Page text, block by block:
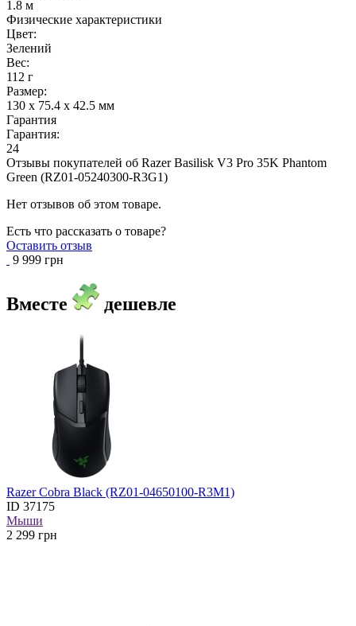
1.8 м
Физические характеристики
Цвет:
Зелений
Вес:
112 г
Размер:
130 x 75.4 x 42.5 мм
Гарантия
Гарантия:
24
Отзывы покупателей об Razer Basilisk V3 Pro 35K Phantom
Green (RZ01-05240300-R3G1)
Нет отзывов об этом товаре.
Есть что рассказать о товаре?
Оставить отзыв
9 999 грн
Вместе дешевле
Razer Cobra Black (RZ01-04650100-R3M1)
ID 37175
Мыши
2 299 грн